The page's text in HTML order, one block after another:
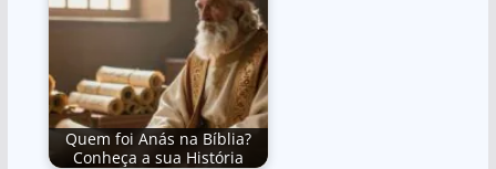
Quem foi Anás na Bíblia?
Conheça a sua História